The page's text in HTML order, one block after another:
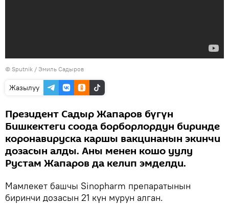
© Sputnik / Эмиль Садыров
Жазылуу
Президент Садыр Жапаров бүгүн
Бишкектеги соода борборлордун биринде
коронавируска каршы вакцинанын экинчи
дозасын алды. Аны менен кошо уулу
Рустам Жапаров да келип эмделди.
Мамлекет башчы Sinopharm препаратынын
биринчи дозасын 21 күн мурун алган.